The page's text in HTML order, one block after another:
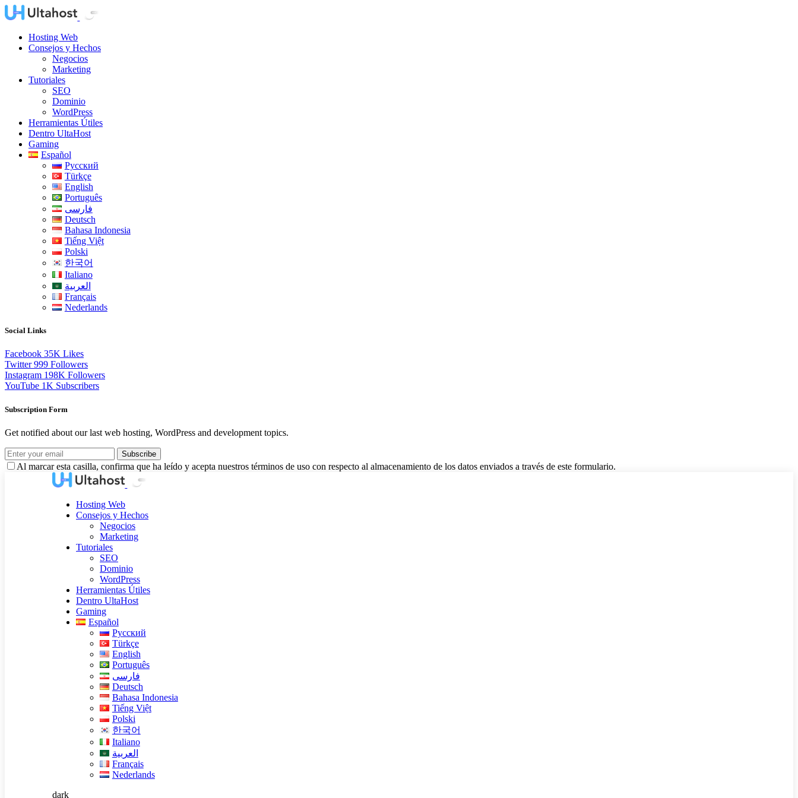
Hosting Web
Consejos y Hechos
Negocios
Marketing
Tutoriales
SEO
Dominio
WordPress
Herramientas Útiles
Dentro UltaHost
Gaming
Español
Русский
Türkçe
English
Português
فارسی
Deutsch
Bahasa Indonesia
Tiếng Việt
Polski
한국어
Italiano
العربية
Français
Nederlands
Social Links
Facebook 35K Likes
Twitter 999 Followers
Instagram 198K Followers
YouTube 1K Subscribers
Subscription Form
Get notified about our last web hosting, WordPress and development topics.
Subscribe
Al marcar esta casilla, confirma que ha leído y acepta nuestros términos de uso con respecto al almacenamiento de los datos enviados a través de este formulario.
Hosting Web
Consejos y Hechos
Negocios
Marketing
Tutoriales
SEO
Dominio
WordPress
Herramientas Útiles
Dentro UltaHost
Gaming
Español
Русский
Türkçe
English
Português
فارسی
Deutsch
Bahasa Indonesia
Tiếng Việt
Polski
한국어
Italiano
العربية
Français
Nederlands
dark